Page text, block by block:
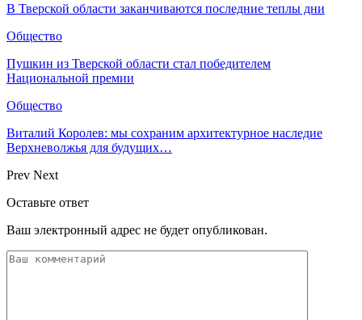
В Тверской области заканчиваются последние теплы дни
Общество
Пушкин из Тверской области стал победителем
Национальной премии
Общество
Виталий Королев: мы сохраним архитектурное наследие
Верхневолжья для будущих…
Prev Next
Оставьте ответ
Ваш электронный адрес не будет опубликован.